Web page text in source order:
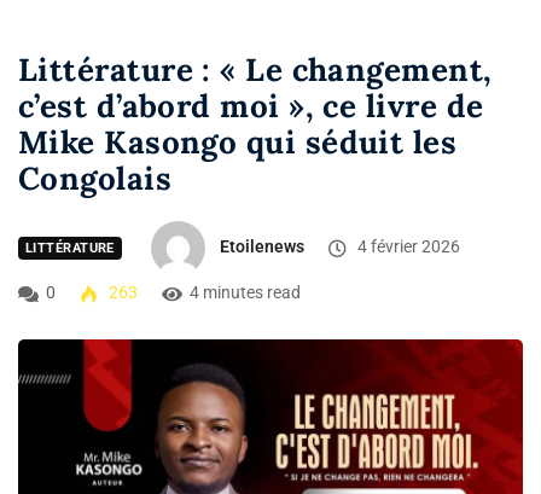
Littérature : « Le changement,
c’est d’abord moi », ce livre de
Mike Kasongo qui séduit les
Congolais
LITTÉRATURE Etoilenews 4 février 2026
0 263 4 minutes read